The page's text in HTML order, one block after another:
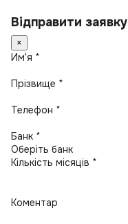
Відправити заявку
×
Имʼя *
Прізвище *
Телефон *
Банк *
Кількість місяців *
Коментар